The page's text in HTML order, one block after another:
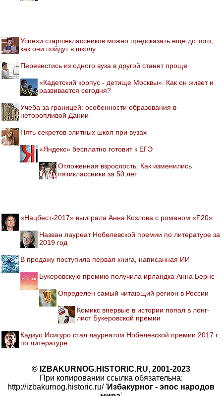
Успехи старшеклассников можно предсказать еще до того,
как они пойдут в школу
Перевестись из одного вуза в другой станет проще
«Кадетский корпус - детище Москвы». Как он живет и
развивается сегодня?
Учеба за границей: особенности образования в
неторопливой Дании
Пять секретов элитных школ при вузах
«Яндекс» бесплатно готовит к ЕГЭ
Отложенная взрослость: Как изменились
пятиклассники за 50 лет
«Нацбест-2017» выиграла Анна Козлова с романом «F20»
Назван лауреат Нобелевской премии по литературе за
2019 год
В продажу поступила первая книга, написанная ИИ
Букеровскую премию получила ирландка Анна Бернс
Определен самый читающий регион в России
Комикс впервые в истории попал в лонг-
лист Букеровской премии
Кадзуо Исигуро стал лауреатом Нобелевской премии 2017 г.
по литературе
© IZBAKURNOG.HISTORIC.RU, 2001-2023
При копировании ссылка обязательна:
http://izbakurnog.historic.ru/ 'Избакурног - эпос народов